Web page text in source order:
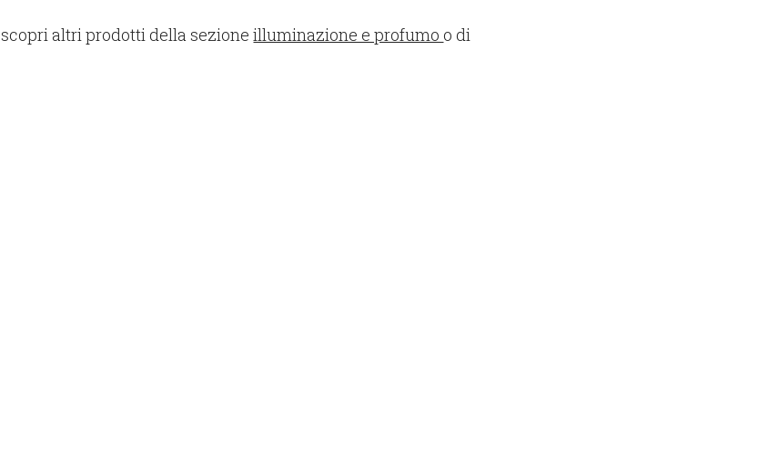
scopri altri prodotti della sezioneilluminazione e profumo o di